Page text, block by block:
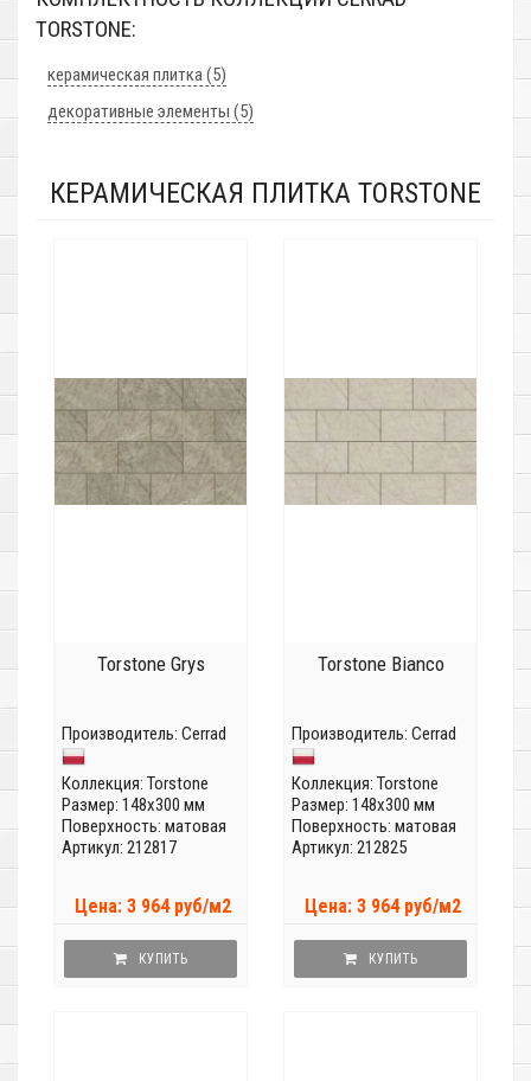
TORSTONE:
керамическая плитка (5)
декоративные элементы (5)
КЕРАМИЧЕСКАЯ ПЛИТКА TORSTONE
Torstone Grys
Производитель: Cerrad
Коллекция: Torstone
Размер: 148x300 мм
Поверхность: матовая
Артикул: 212817
Цена: 3 964 руб/м2
КУПИТЬ
Torstone Bianco
Производитель: Cerrad
Коллекция: Torstone
Размер: 148x300 мм
Поверхность: матовая
Артикул: 212825
Цена: 3 964 руб/м2
КУПИТЬ